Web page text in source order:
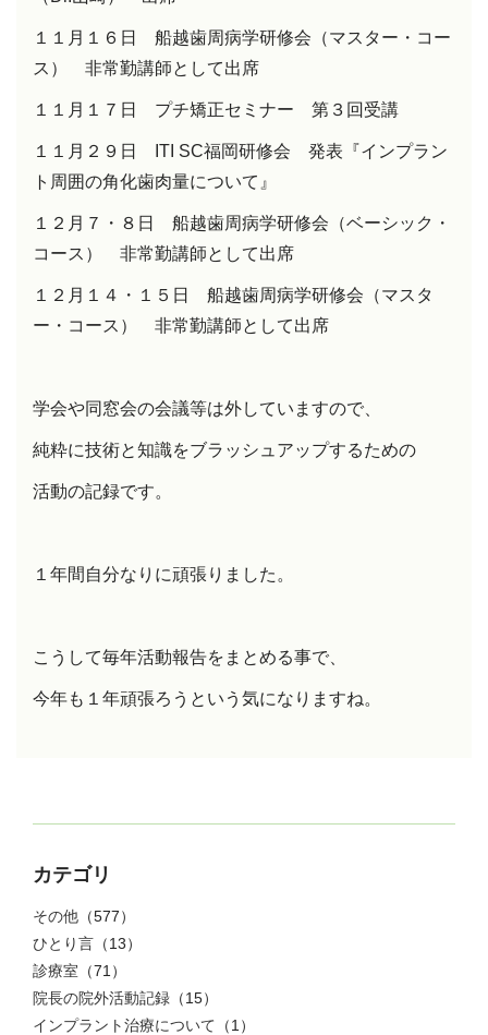
１１月１６日 船越歯周病学研修会（マスター・コー
ス） 非常勤講師として出席
１１月１７日 プチ矯正セミナー 第３回受講
１１月２９日 ITI SC福岡研修会 発表『インプラン
ト周囲の角化歯肉量について 』
１２月７・８日 船越歯周病学研修会（ベーシック・
コース） 非常勤講師として出席
１２月１４・１５日 船越歯周病学研修会（マスタ
ー・コース） 非常勤講師として出席
学会や同窓会の会議等は外していますので、
純粋に技術と知識をブラッシュアップするための
活動の記録です。
１年間自分なりに頑張りました。
こうして毎年活動報告をまとめる事で、
今年も１年頑張ろうという気になりますね。
カテゴリ
その他 （577）
ひとり言 （13）
診療室 （71）
院長の院外活動記録 （15）
インプラント治療について （1）